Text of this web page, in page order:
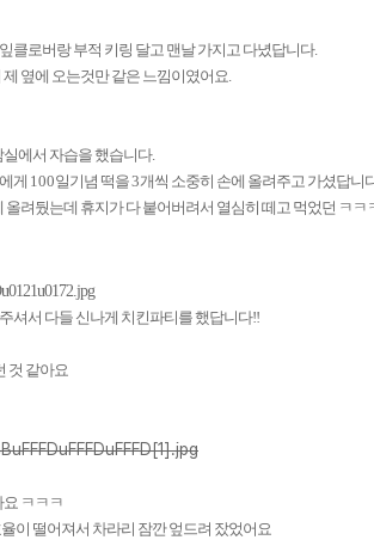
클로버랑 부적 키링 달고 맨날 가지고 다녔답니다.
옆에 오는것만 같은 느낌이였어요.
에서 자습을 했습니다.
게 100일기념 떡을3개씩 소중히 손에 올려주고 가셨답니
려뒀는데 휴지가 다 붙어버려서 열심히 떼고 먹었던 ㅋㅋ
셔서 다들 신나게 치킨파티를 했답니다!!
것 같아요
ㅋㅋㅋ
이 떨어져서 차라리 잠깐 엎드려 잤었어요